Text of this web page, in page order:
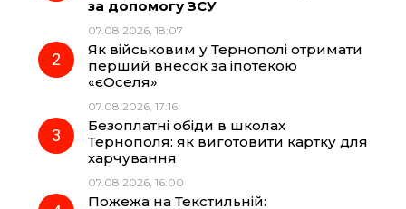
o
k
g
r
a
m
A
за допомогу ЗСУ
07.08.2026, 18:07
Як військовим у Тернополі отримати
перший внесок за іпотекою
«єОселя»
07.08.2026, 17:16
Безоплатні обіди в школах
Тернополя: як виготовити картку для
харчування
07.08.2026, 16:00
Пожежа на Текстильній: